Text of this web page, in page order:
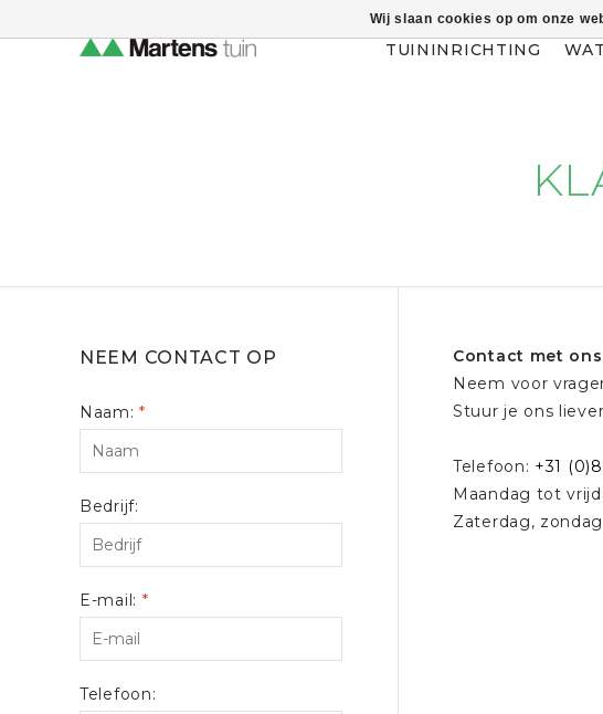
TUININRICHTING
Contact met
Neem voor
Stuur je ons
Telefoon: +31
Maandag tot
Zaterdag,
NEEM CONTACT OP
Naam:*
Bedrijf:
E-mail: *
Telefoon:
Wij slaan cookies op om onze
Themahulp verbergen